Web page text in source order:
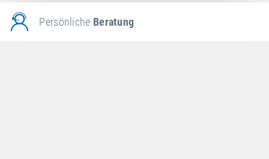
Persönliche Beratung